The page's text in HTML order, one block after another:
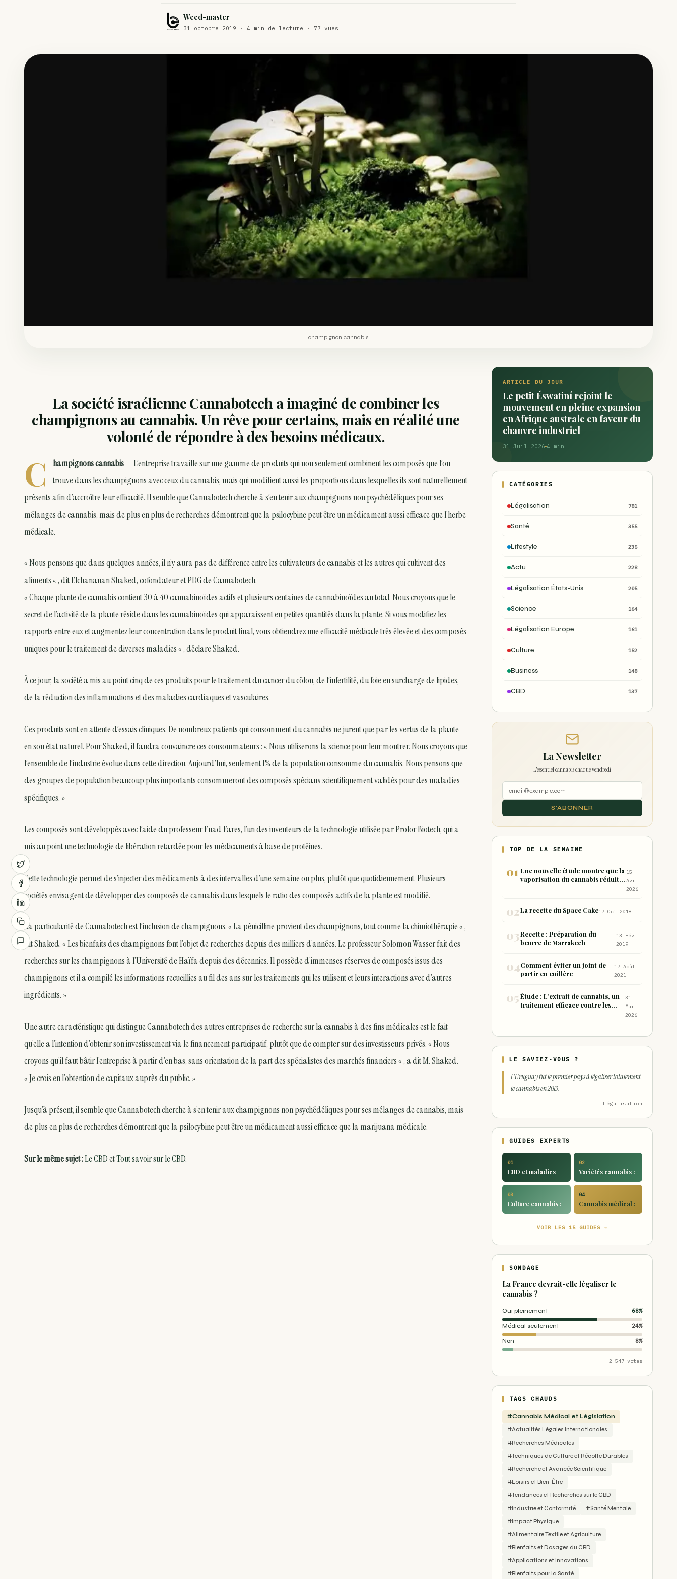
Étude : L’extrait de cannabis, un traitement efficace contre les maux de dos… ACTU
Weed-master
31 octobre 2019 · 4 min de lecture · 77 vues
champignon cannabis
La société israélienne Cannabotech a imaginé de combiner les
champignons au cannabis. Un rêve pour certains, mais en réalité une
volonté de répondre à des besoins médicaux.
C hampignons cannabis— L’entreprise travaille sur une gamme de produits qui non seulement combinent les composés que l’on
trouve dans les champignons avec ceux du cannabis, mais qui modifient aussi les proportions dans lesquelles ils sont naturellement
présents afin d’accroître leur efficacité. Il semble que Cannabotech cherche à s’en tenir aux champignons non psychédéliques pour ses
mélanges de cannabis, mais de plus en plus de recherches démontrent que la psilocybinepeut être un médicament aussi efficace que l’herbe
médicale.
« Nous pensons que dans quelques années, il n’y aura pas de différence entre les cultivateurs de cannabis et les autres qui cultivent des
aliments « , dit Elchananan Shaked, cofondateur et PDG de Cannabotech.
« Chaque plante de cannabis contient 30 à 40 cannabinoïdes actifs et plusieurs centaines de cannabinoïdes au total. Nous croyons que le
secret de l’activité de la plante réside dans les cannabinoïdes qui apparaissent en petites quantités dans la plante. Si vous modifiez les
rapports entre eux et augmentez leur concentration dans le produit final, vous obtiendrez une efficacité médicale très élevée et des composés
uniques pour le traitement de diverses maladies « , déclare Shaked.
À ce jour, la société a mis au point cinq de ces produits pour le traitement du cancer du côlon, de l’infertilité, du foie en surcharge de lipides,
de la réduction des inflammations et des maladies cardiaques et vasculaires.
Ces produits sont en attente d’essais cliniques. De nombreux patients qui consomment du cannabis ne jurent que par les vertus de la plante
en son état naturel. Pour Shaked, il faudra convaincre ces consommateurs : « Nous utiliserons la science pour leur montrer. Nous croyons que
l’ensemble de l’industrie évolue dans cette direction. Aujourd’hui, seulement 1% de la population consomme du cannabis. Nous pensons que
des groupes de population beaucoup plus importants consommeront des composés spéciaux scientifiquement validés pour des maladies
spécifiques. »
Les composés sont développés avec l’aide du professeur Fuad Fares, l’un des inventeurs de la technologie utilisée par Prolor Biotech, qui a
mis au point une technologie de libération retardée pour les médicaments à base de protéines.
Cette technologie permet de s’injecter des médicaments à des intervalles d’une semaine ou plus, plutôt que quotidiennement. Plusieurs
sociétés envisagent de développer des composés de cannabis dans lesquels le ratio des composés actifs de la plante est modifié.
La particularité de Cannabotech est l’inclusion de champignons. « La pénicilline provient des champignons, tout comme la chimiothérapie « ,
dit Shaked. « Les bienfaits des champignons font l’objet de recherches depuis des milliers d’années. Le professeur Solomon Wasser fait des
recherches sur les champignons à l’Université de Haïfa depuis des décennies. Il possède d’immenses réserves de composés issus des
champignons et il a compilé les informations recueillies au fil des ans sur les traitements qui les utilisent et leurs interactions avec d’autres
ingrédients. »
Une autre caractéristique qui distingue Cannabotech des autres entreprises de recherche sur la cannabis à des fins médicales est le fait
qu’elle a l’intention d’obtenir son investissement via le financement participatif, plutôt que de compter sur des investisseurs privés. « Nous
croyons qu’il faut bâtir l’entreprise à partir d’en bas, sans orientation de la part des spécialistes des marchés financiers « , a dit M. Shaked.
« Je crois en l’obtention de capitaux auprès du public. »
Jusqu’à présent, il semble que Cannabotech cherche à s’en tenir aux champignons non psychédéliques pour ses mélanges de cannabis, mais
de plus en plus de recherches démontrent que la psilocybine peut être un médicament aussi efficace que la marijuana médicale.
Sur le même sujet :Le CBDetTout savoir sur le CBD.
ARTICLE DU JOUR
Le petit Éswatiní rejoint le
mouvement en pleine expansion
en Afrique australe en faveur du
chanvre industriel
31 Juil 2026 4 min
CATÉGORIES
Légalisation 781
Santé 355
Lifestyle 235
Actu 228
Légalisation États-Unis 205
Science 164
Légalisation Europe 161
Culture 152
Business 148
CBD 137
La Newsletter
L'essentiel cannabis chaque vendredi
S'ABONNER
TOP DE LA SEMAINE
Une nouvelle étude montre que la
vaporisation du cannabis réduit
joint
15
Avr
2026
La recette du Space Cake17 Oct 2018
Recette : Préparation du
beurre de Marrakech
13 Fév
2019
Comment éviter un joint de
partir en cuillère
17 Août
2021
Étude : L’extrait de cannabis, un
traitement efficace contre les
31
Mar
2026
LE SAVIEZ-VOUS ?
L'Uruguay fut le premier pays à légaliser totalement
le cannabis en 2013.
— Légalisation
GUIDES EXPERTS
01
CBD et maladies
02
Variétés cannabis :
03
Culture cannabis :
04
Cannabis médical :
VOIR LES 15 GUIDES →
SONDAGE
La France devrait-elle légaliser le
cannabis ?
Oui pleinement 68%
Médical seulement 24%
Non 8%
2 547 votes
TAGS CHAUDS
#Cannabis Médical et Législation
#Actualités Légales Internationales
#Recherches Médicales
#Techniques de Culture et Récolte Durables
#Recherche et Avancée Scientifique
#Loisirs et Bien-Être
#Tendances et Recherches sur le CBD
#Industrie et Conformité
#Santé Mentale
#Impact Physique
#Alimentaire Textile et Agriculture
#Bienfaits et Dosages du CBD
#Applications et Innovations
#Bienfaits pour la Santé